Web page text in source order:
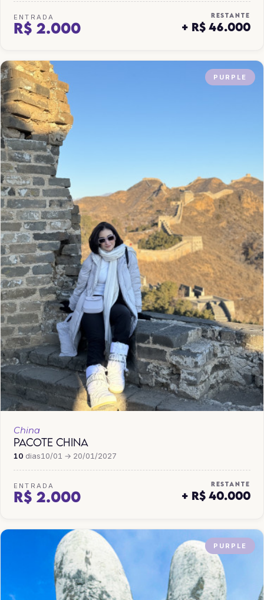
ENTRADA
R$ 2.000
RESTANTE
+ R$ 46.000
PURPLE
China
PACOTE CHINA
10 dias10/01 → 20/01/2027
ENTRADA
R$ 2.000
RESTANTE
+ R$ 40.000
PURPLE